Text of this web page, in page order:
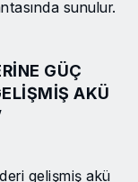
sunulur.
GÜÇ
AKÜ
gelişmiş akü